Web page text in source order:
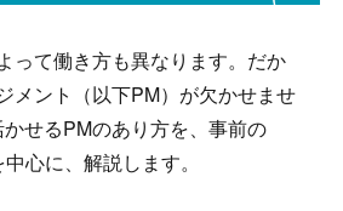
って働き方も異なります。だか
メント（以下PM）が欠かせませ
せるPMのあり方を、事前の
心に、解説します。